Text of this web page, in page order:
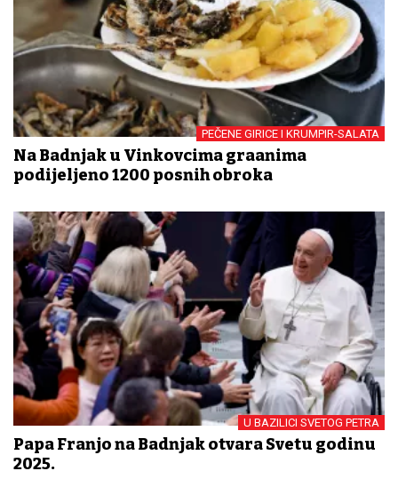
PEČENE GIRICE I KRUMPIR-SALATA
Na Badnjak u Vinkovcima građanima
podijeljeno 1200 posnih obroka
U BAZILICI SVETOG PETRA
Papa Franjo na Badnjak otvara Svetu godinu
2025.